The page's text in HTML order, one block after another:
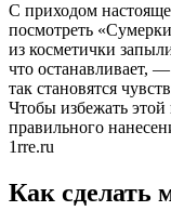
С приходом
посмотреть
из косметички
что останавливает,
так становятся
Чтобы избежать
правильного
1rre.ru
Как сделать